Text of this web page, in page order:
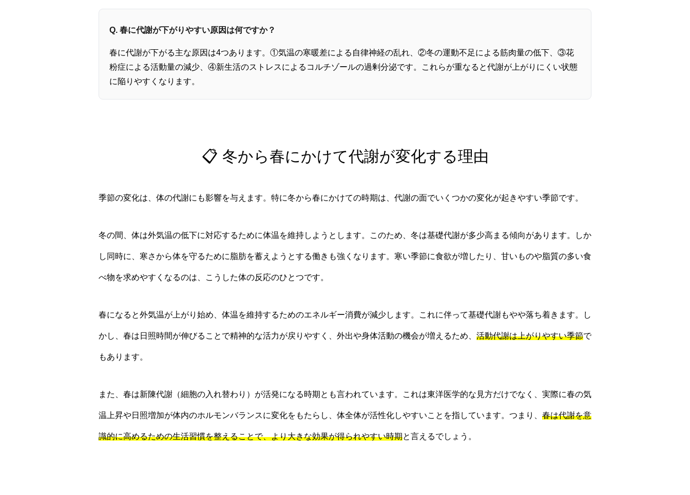
Q. 春に代謝が下がりやすい原因は何ですか？
春に代謝が下がる主な原因は4つあります。①気温の寒暖差による自律神経の乱れ、②冬の運動不足による筋肉量の低下、③花
粉症による活動量の減少、④新生活のストレスによるコルチゾールの過剰分泌です。これらが重なると代謝が上がりにくい状態
に陥りやすくなります。
📋 冬から春にかけて代謝が変化する理由
季節の変化は、体の代謝にも影響を与えます。特に冬から春にかけての時期は、代謝の面でいくつかの変化が起きやすい季節です。
冬の間、体は外気温の低下に対応するために体温を維持しようとします。このため、冬は基礎代謝が多少高まる傾向があります。しか
し同時に、寒さから体を守るために脂肪を蓄えようとする働きも強くなります。寒い季節に食欲が増したり、甘いものや脂質の多い食
べ物を求めやすくなるのは、こうした体の反応のひとつです。
春になると外気温が上がり始め、体温を維持するためのエネルギー消費が減少します。これに伴って基礎代謝もやや落ち着きます。し
かし、春は日照時間が伸びることで精神的な活力が戻りやすく、外出や身体活動の機会が増えるため、 活動代謝は上がりやすい季節で
もあります。
また、春は新陳代謝（細胞の入れ替わり）が活発になる時期とも言われています。これは東洋医学的な見方だけでなく、実際に春の気
温上昇や日照増加が体内のホルモンバランスに変化をもたらし、体全体が活性化しやすいことを指しています。つまり、 春は代謝を意
識的に高めるための生活習慣を整えることで、より大きな効果が得られやすい時期と言えるでしょう。